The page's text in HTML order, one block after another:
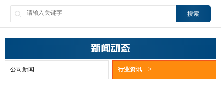
搜索
新闻动态
公司新闻 行业资讯 >